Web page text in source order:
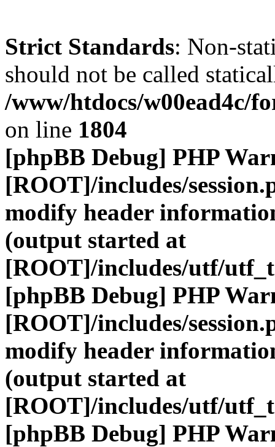
Strict Standards: Non-
should not be called
/www/htdocs/w00ead4c/
on line 1804
[phpBB Debug] PHP
[ROOT]/includes/
modify header
(output started at
[ROOT]/includes/utf/
[phpBB Debug] PHP
[ROOT]/includes/
modify header
(output started at
[ROOT]/includes/utf/
[phpBB Debug] PHP